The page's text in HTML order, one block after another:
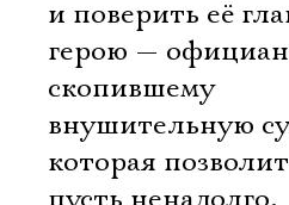
и поверить её
герою —
скопившему
внушительную
которая